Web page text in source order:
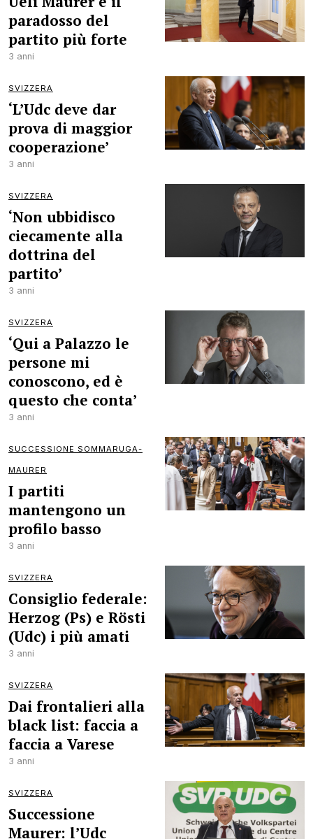
paradosso del
partito più forte
3 anni
SVIZZERA
‘L’Udc deve dar
prova di maggior
cooperazione’
3 anni
SVIZZERA
‘Non ubbidisco
ciecamente alla
dottrina del
partito’
3 anni
SVIZZERA
‘Qui a Palazzo le
persone mi
conoscono, ed è
questo che conta’
3 anni
SUCCESSIONE SOMMARUGA-
MAURER
I partiti
mantengono un
profilo basso
3 anni
SVIZZERA
Consiglio federale:
Herzog (Ps) e Rösti
(Udc) i più amati
3 anni
SVIZZERA
Dai frontalieri alla
black list: faccia a
faccia a Varese
3 anni
SVIZZERA
Successione
Maurer: l’Udc